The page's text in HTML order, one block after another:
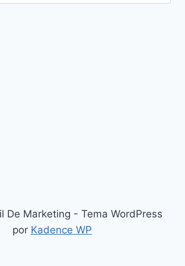
De Marketing - Tema WordPress
por Kadence WP